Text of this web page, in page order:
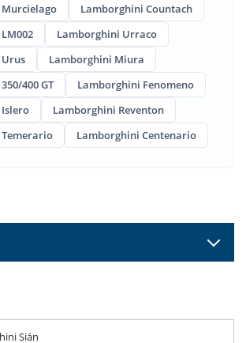
Lamborghini Countach
Lamborghini Urraco
Lamborghini Miura
400 GT
Lamborghini Fenomeno
Lamborghini Reventon
Lamborghini Centenario